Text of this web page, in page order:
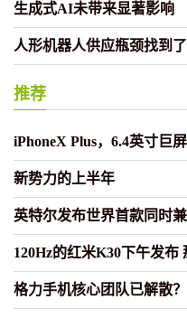
生成式AI未带来显著影响
人形机器人供应瓶颈找到了
推荐
iPhoneX Plus，6.4英寸巨
新势力的上半年
英特尔发布世界首款同时
120Hz的红米K30下午发布
格力手机核心团队已解散？